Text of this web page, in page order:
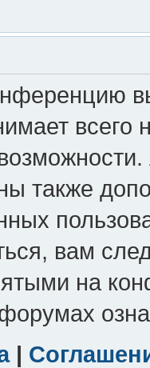
всего
также
вам
на
|